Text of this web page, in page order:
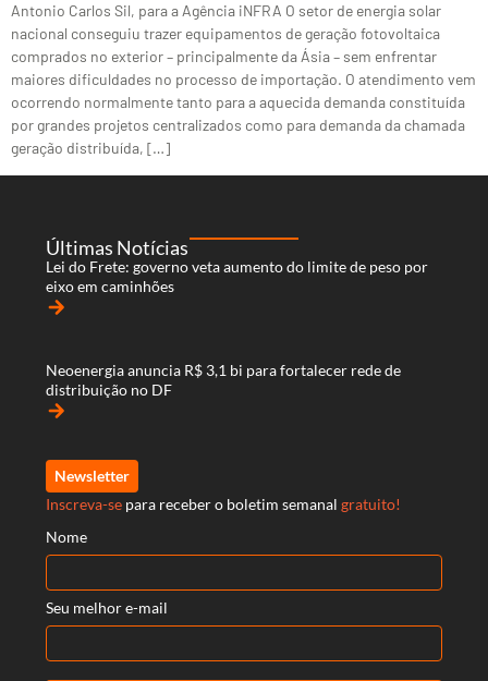
Antonio Carlos Sil, para a Agência iNFRA O setor de energia solar
nacional conseguiu trazer equipamentos de geração fotovoltaica
comprados no exterior – principalmente da Ásia – sem enfrentar
maiores dificuldades no processo de importação. O atendimento vem
ocorrendo normalmente tanto para a aquecida demanda constituída
por grandes projetos centralizados como para demanda da chamada
geração distribuída, […]
Últimas Notícias
Lei do Frete: governo veta aumento do limite de peso por
eixo em caminhões
arrow_forward
Neoenergia anuncia R$ 3,1 bi para fortalecer rede de
distribuição no DF
arrow_forward
Newsletter
Inscreva-se para receber o boletim semanal gratuito!
Nome
Seu melhor e-mail